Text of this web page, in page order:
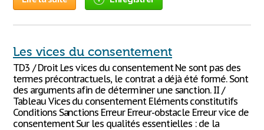
Les vices du consentement
TD3 / Droit Les vices du consentement Ne sont pas des
termes précontractuels, le contrat a déjà été formé. Sont
des arguments afin de déterminer une sanction. II /
Tableau Vices du consentement Eléments constitutifs
Conditions Sanctions Erreur Erreur-obstacle Erreur vice de
consentement Sur les qualités essentielles : de la